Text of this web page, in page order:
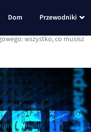
Dom Przewodniki
wszystko, co musisz